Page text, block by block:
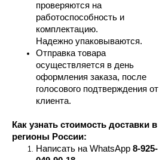
проверяются на
работоспособность и
комплектацию.
Надежно упаковываются.
Отправка товара
осуществляется в день
оформления заказа, после
голосового подтверждения от
клиента.
Как узнать стоимость доставки в
регионы России:
Написать на WhatsApp 8-925-